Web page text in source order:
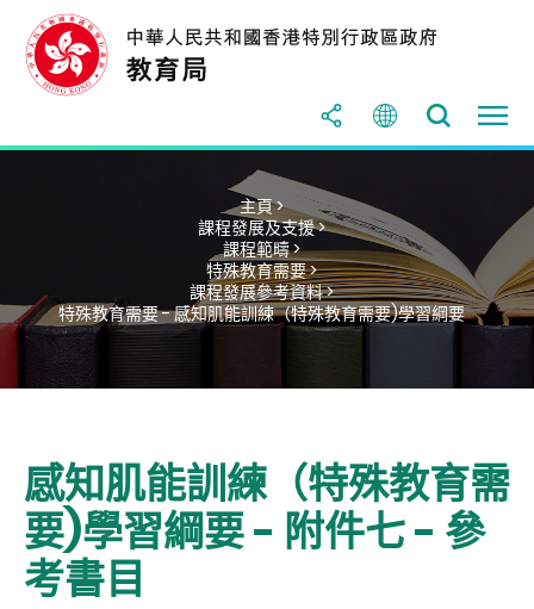
主頁 >
課程發展及支援 >
課程範疇 >
特殊教育需要 >
課程發展參考資料 >
特殊教育需要 - 感知肌能訓練（特殊教育需要)學習綱要
感知肌能訓練（特殊教育需
要)學習綱要 - 附件七 - 參
考書目